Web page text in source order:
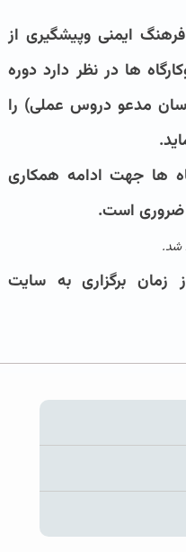
ایمنی وپیشگیری از
ها در نظر دارد دوره
مدعو دروس عملی) را
ها جهت ادامه همکاری
ضروری است.
شد.
برگزاری به سایت